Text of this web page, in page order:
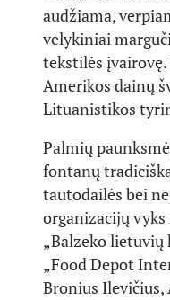
audžiama,
velykiniai
tekstilės įvairovę.
Amerikos dainų
Lituanistikos
Palmių
fontanų
tautodailės bei
organizacijų vyks
„Balzeko
„Food Depot
Bronius Ilevičius,